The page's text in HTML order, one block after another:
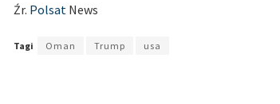
Źr. Polsat News
Tagi Oman Trump usa